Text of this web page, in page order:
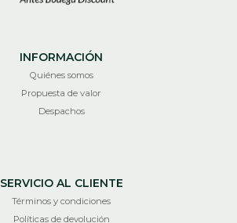
INFORMACIÓN
Quiénes somos
Propuesta de valor
Despachos
SERVICIO AL CLIENTE
Términos y condiciones
Políticas de devolución